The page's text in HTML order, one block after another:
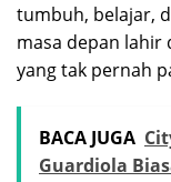
tumbuh, belajar,
masa depan lahir
yang tak pernah
BACA JUGA
Guardiola